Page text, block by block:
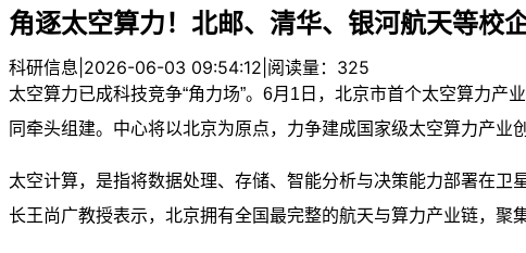
角逐太空算力！北邮、清华、银河航天等校
科研信息 2026-06-03 09:54:12 阅读量：325
太空算力已成科技竞争“角力场”。6月1日，北京市首个太空算力
同牵头组建。中心将以北京为原点，力争建成国家级太空算力产业
太空计算，是指将数据处理、存储、智能分析与决策能力部署在卫
长王尚广教授表示，北京拥有全国最完整的航天与算力产业链，聚